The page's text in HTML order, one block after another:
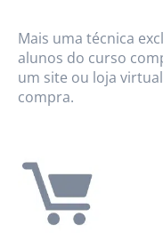
Mais uma técnica
alunos do curso
um site ou loja
compra.